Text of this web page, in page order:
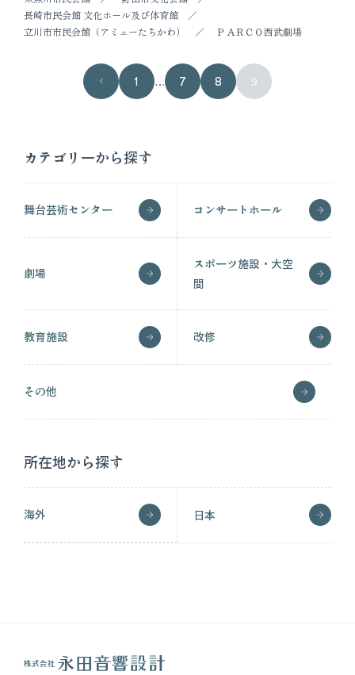
長崎市民会館 文化ホール及び体育館
立川市市民会館（アミューたちかわ）
ＰＡＲＣＯ西武劇場
1 … 7 8 9
カテゴリーから探す
舞台芸術センター コンサートホール
劇場
スポーツ施設・大空
間
教育施設 改修
その他
所在地から探す
海外 日本